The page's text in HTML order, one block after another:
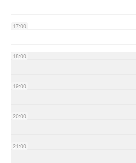
17:00
18:00
19:00
20:00
21:00